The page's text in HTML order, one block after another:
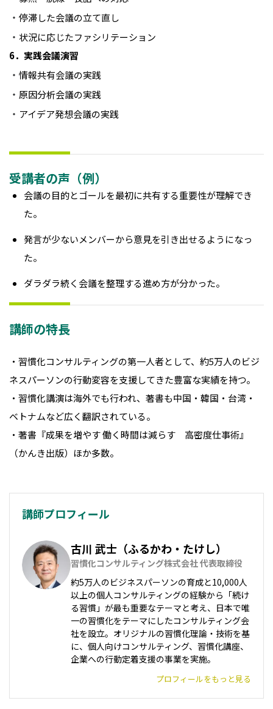
・ 停滞した会議の立て直し
・ 状況に応じたファシリテーション
6．実践会議演習
・ 情報共有会議の実践
・ 原因分析会議の実践
・ アイデア発想会議の実践
受講者の声（例）
会議の目的とゴールを最初に共有する重要性が理解でき
た。
発言が少ないメンバーから意見を引き出せるようになっ
た。
ダラダラ続く会議を整理する進め方が分かった。
講師の特長
・習慣化コンサルティングの第一人者として、約5万人のビジ
ネスパーソンの行動変容を支援してきた豊富な実績を持つ。
・習慣化講演は海外でも行われ、著書も中国・韓国・台湾・
ベトナムなど広く翻訳されている。
・著書『成果を増やす 働く時間は減らす 高密度仕事術』
（かんき出版）ほか多数。
講師プロフィール
古川 武士（ふるかわ・たけし）
習慣化コンサルティング株式会社 代表取締役
約5万人のビジネスパーソンの育成と10,000人
以上の個人コンサルティングの経験から「続け
る習慣」が最も重要なテーマと考え、日本で唯
一の習慣化をテーマにしたコンサルティング会
社を設立。オリジナルの習慣化理論・技術を基
に、個人向けコンサルティング、習慣化講座、
企業への行動定着支援の事業を実施。
プロフィールをもっと見る